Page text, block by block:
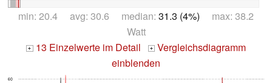
min: 20.4 avg: 30.6 median: 31.3 (4%) max: 38.2
Watt
+ 13 Einzelwerte im Detail +
Vergleichsdiagramm
einblenden
60